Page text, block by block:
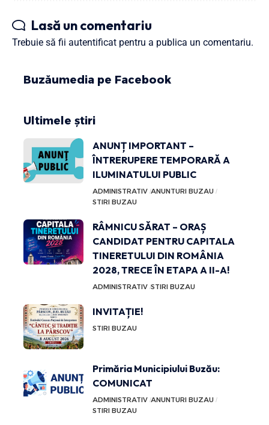
Lasă un comentariu
Trebuie să fii autentificat pentru a publica un comentariu.
Buzăumedia pe Facebook
Ultimele știri
ANUNȚ IMPORTANT –
ÎNTRERUPERE TEMPORARĂ A
ILUMINATULUI PUBLIC
ADMINISTRATIV ANUNTURI BUZAU
STIRI BUZAU
RÂMNICU SĂRAT – ORAȘ
CANDIDAT PENTRU CAPITALA
TINERETULUI DIN ROMÂNIA
2028, TRECE ÎN ETAPA A II-A!
ADMINISTRATIV STIRI BUZAU
INVITAȚIE!
STIRI BUZAU
Primăria Municipiului Buzău:
COMUNICAT
ADMINISTRATIV ANUNTURI BUZAU
STIRI BUZAU